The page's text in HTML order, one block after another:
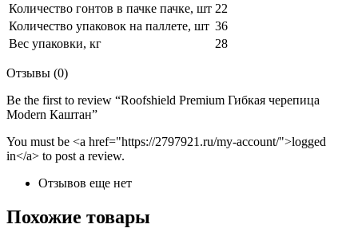
Количество гонтов в пачке пачке, шт 22
Количество упаковок на паллете, шт 36
Вес упаковки, кг
28
Отзывы (0)
Be the first to review “Roofshield Premium Гибкая черепица
Modern Каштан”
You must be <a href="https://2797921.ru/my-account/">logged
in</a> to post a review.
Отзывов еще нет
Похожие товары